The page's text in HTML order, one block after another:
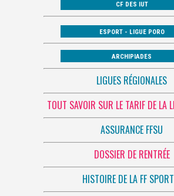
CF DES IUT
ESPORT - LIGUE PORO
ARCHIPIADES
LIGUES RÉGIONALES
TOUT SAVOIR SUR LE TARIF DE LA
ASSURANCE FFSU
DOSSIER DE RENTRÉE
HISTOIRE DE LA FF